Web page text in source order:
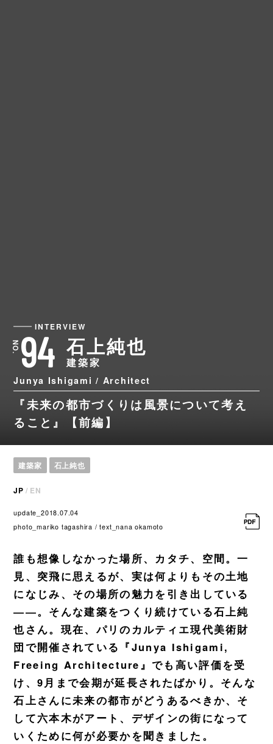
INTERVIEW
94 石上純也
建築家
Junya Ishigami / Architect
『未来の都市づくりは風景について考え
ること』【前編】
建築家 石上純也
JP / EN
update_2018.07.04
photo_mariko tagashira / text_nana okamoto
誰も想像しなかった場所、カタチ、空間。一
見、突飛に思えるが、実は何よりもその土地
になじみ、その場所の魅力を引き出している
――。そんな建築をつくり続けている石上純
也さん。現在、パリのカルティエ現代美術財
団で開催されている『Junya Ishigami,
Freeing Architecture』でも高い評価を受
け、9月まで会期が延長されたばかり。そんな
石上さんに未来の都市がどうあるべきか、そ
して六本木がアート、デザインの街になって
いくために何が必要かを聞きました。